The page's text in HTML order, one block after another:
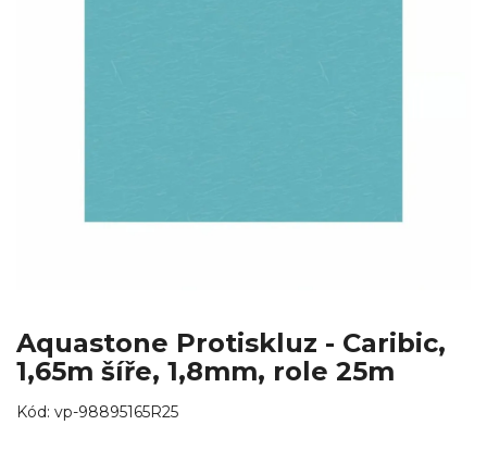
Aquastone Protiskluz - Caribic,
1,65m šíře, 1,8mm, role 25m
Kód: vp-98895165R25